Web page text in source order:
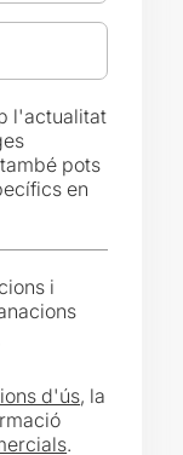
l'actualitat
pots
en
i
d'ús, la
.